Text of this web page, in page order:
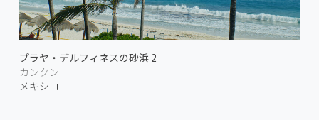
プラヤ・デルフィネスの砂浜 2
カンクン
メキシコ